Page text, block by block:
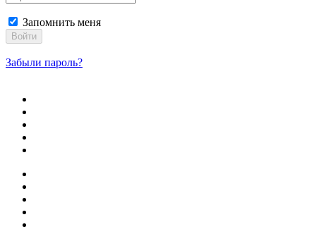
Запомнить меня
Войти
Забыли пароль?